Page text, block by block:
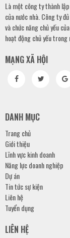
Là một công ty thành
của nước nhà. Công ty
và chức năng chủ yếu
hoạt động chủ yếu trong
MẠNG XÃ HỘI
DANH MỤC
Trang chủ
Giới thiệu
Lĩnh vực kinh doanh
Năng lực doanh nghiệp
Dự án
Tin tức sự kiện
Liên hệ
Tuyển dụng
LIÊN HỆ